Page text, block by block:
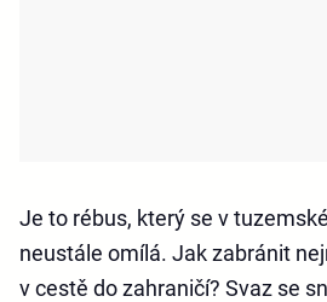
Je to rébus, který se v
neustále omílá. Jak zabránit
v cestě do zahraničí? Svaz se